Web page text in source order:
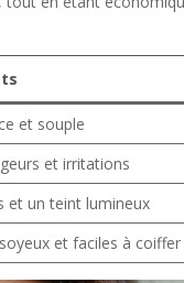
et souple
et irritations
et un teint lumineux
et faciles à coiffer